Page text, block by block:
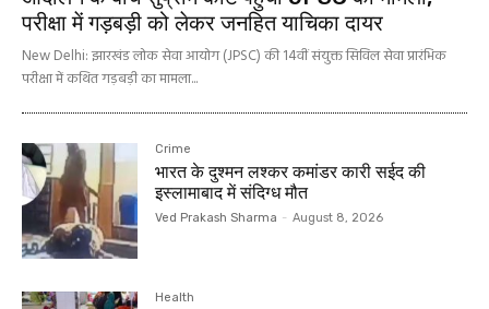
परीक्षा में गड़बड़ी को लेकर जनहित याचिका दायर
New Delhi: झारखंड लोक सेवा आयोग (JPSC) की 14वीं संयुक्त सिविल सेवा प्रारंभिक
परीक्षा में कथित गड़बड़ी का मामला...
Crime
भारत के दुश्मन लश्कर कमांडर कारी सईद की
इस्लामाबाद में संदिग्ध मौत
Ved Prakash Sharma - August 8, 2026
Health